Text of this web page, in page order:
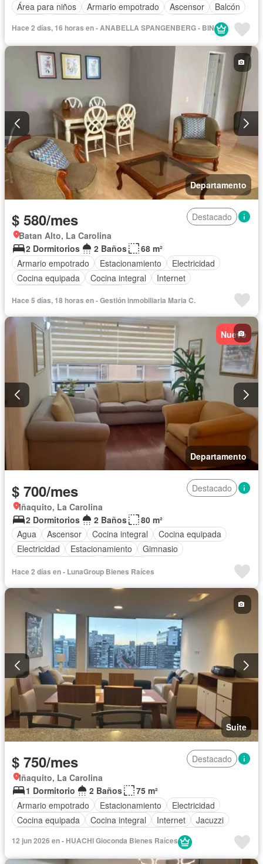
Área para niños
Armario empotrado Ascensor
Balcón
Estacionamiento
Seguridad
Terraza
Vista panorámica Sin amoblar
Hace 2 días, 16 horas en - ANABELLA SPANGENBERG - BIN
Departamento
$ 580/mes
Destacado
Batan Alto, La Carolina
2 Dormitorios
2 Baños
68 m²
Armario empotrado
Estacionamiento
Electricidad
Cocina equipada
Cocina integral
Internet
Acceso para personas con discapacidad
Garita de guardianía
Gimnasio Ascensor
Seguridad
Completamente amoblado
Hace 5 días, 18 horas en - Gestión inmobiliaria Maria C.
Nuevo
Departamento
$ 700/mes
Destacado
Iñaquito, La Carolina
2 Dormitorios
2 Baños
80 m²
Agua
Ascensor Cocina integral
Cocina equipada
Electricidad
Estacionamiento
Gimnasio
Completamente amoblado
Hace 2 días en - LunaGroup Bienes Raíces
Suite
$ 750/mes
Destacado
Iñaquito, La Carolina
1 Dormitorio
2 Baños
75 m²
Armario empotrado
Estacionamiento
Electricidad
Cocina equipada
Cocina integral Internet
Jacuzzi
Agua
Conserje
Acceso para personas con discapacidad
12 jun 2026 en - HUACHI Gioconda Bienes Raíces